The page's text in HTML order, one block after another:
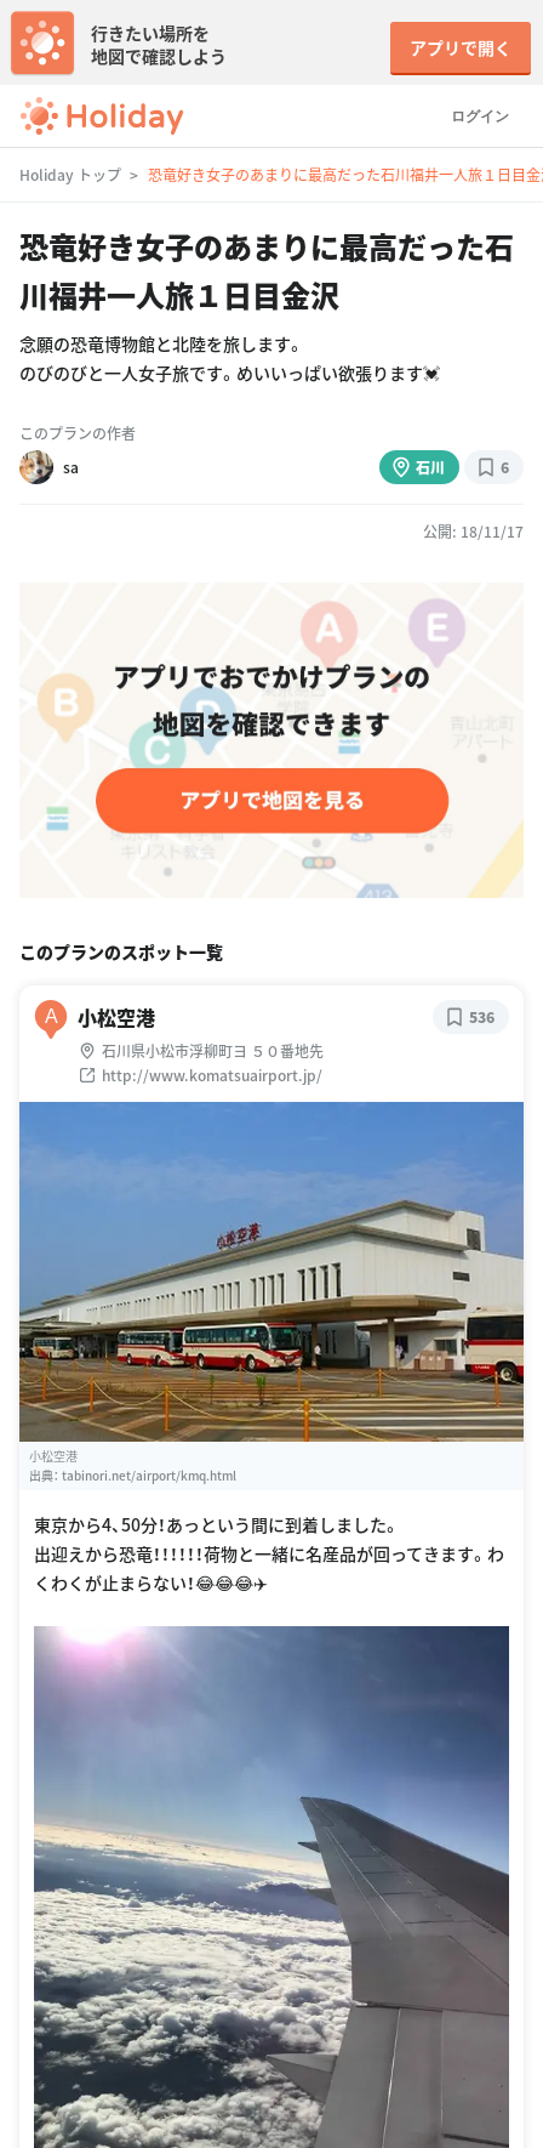
ログイン
行きたい場所を
地図で確認しよう
アプリで開く
Holiday トップ 恐竜好き女子のあまりに最高だった石川福井一人旅１日目
恐竜好き女子のあまりに最高だった石
川福井一人旅１日目金沢
念願の恐竜博物館と北陸を旅します。
のびのびと一人女子旅です。めいいっぱい欲張ります💓
このプランの作者
sa
石川 6
公開: 18/11/17
このプランのスポット一覧
A 小松空港
石川県小松市浮柳町ヨ ５０番地先
http://www.komatsuairport.jp/
536
小松空港
出典： tabinori.net/airport/kmq.html
東京から4、50分！あっという間に到着しました。
出迎えから恐竜！！！！！！荷物と一緒に名産品が回ってきます。わ
くわくが止まらない！😂😂😂✈️